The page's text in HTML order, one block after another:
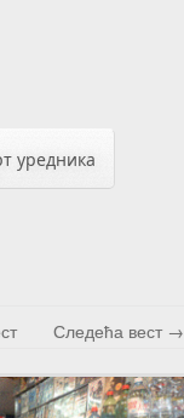
уредника
Следећа вест →